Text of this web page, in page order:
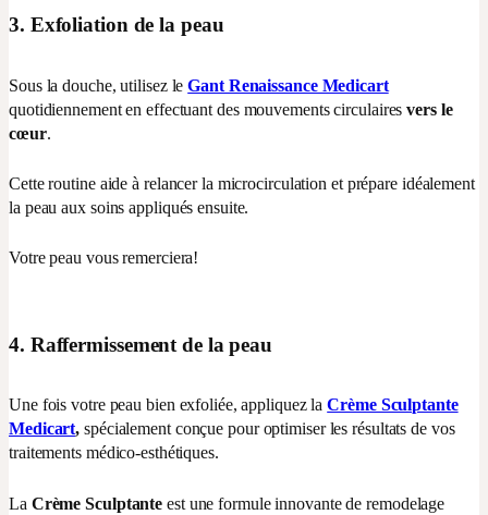
3. Exfoliation de la peau
Sous la douche, utilisez leGant Renaissance Medicart
quotidiennement en effectuant des mouvements circulairesvers le
cœur.
Cette routine aide à relancer la microcirculation et prépare idéalement
la peau aux soins appliqués ensuite.
Votre peau vous remerciera!
4. Raffermissement de la peau
Une fois votre peau bien exfoliée, appliquez laCrème Sculptante
Medicart, spécialement conçue pour optimiser les résultats de vos
traitements médico-esthétiques.
La Crème Sculptante est une formule innovante de remodelage